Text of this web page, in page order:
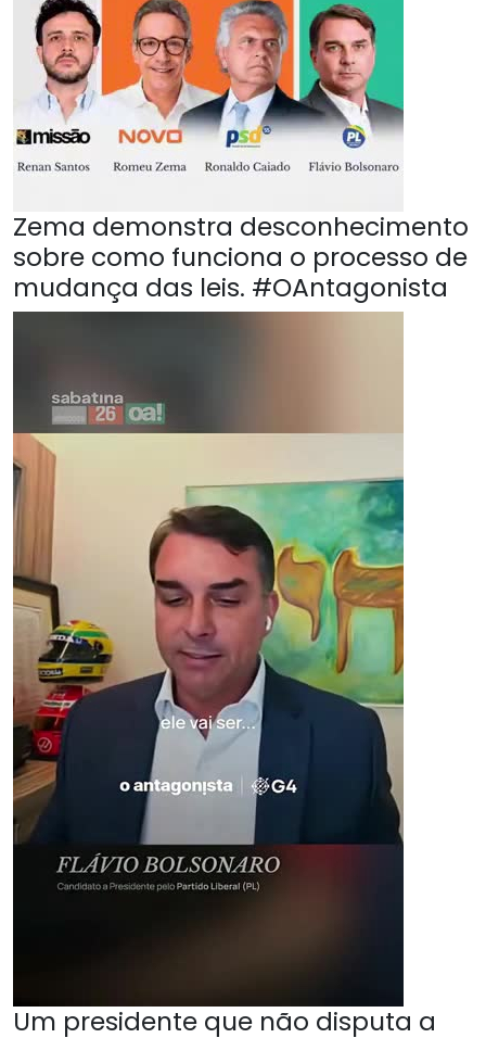
Zema demonstra desconhecimento
sobre como funciona o processo de
mudança das leis. #OAntagonista
Um presidente que não disputa a